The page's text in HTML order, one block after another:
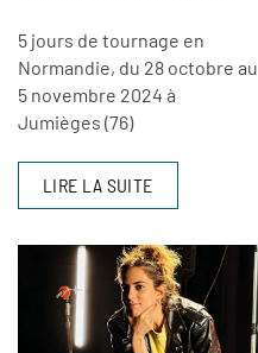
5 jours de tournage en
Normandie, du 28 octobre au
5 novembre 2024 à
Jumièges (76)
LIRE LA SUITE